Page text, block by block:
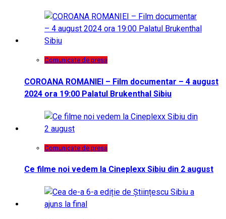
Comunicate de presa
COROANA ROMANIEI – Film documentar – 4 august
2024 ora 19:00 Palatul Brukenthal Sibiu
Comunicate de presa
Ce filme noi vedem la Cineplexx Sibiu din 2 august